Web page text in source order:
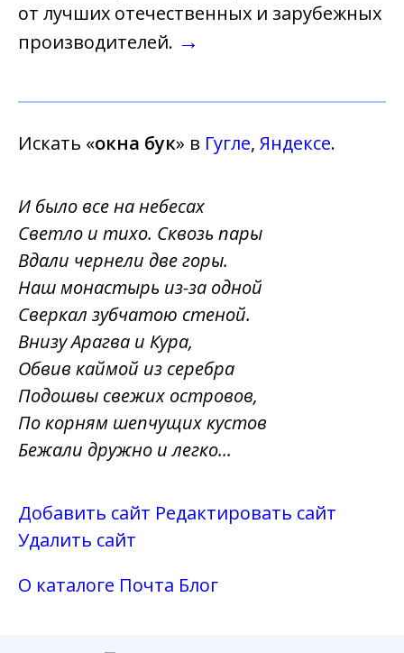
от лучших отечественных и зарубежных
производителей. →
Искать «окна бук» в Гугле, Яндексе.
И было все на небесах
Светло и тихо. Сквозь пары
Вдали чернели две горы.
Наш монастырь из-за одной
Сверкал зубчатою стеной.
Внизу Арагва и Кура,
Обвив каймой из серебра
Подошвы свежих островов,
По корням шепчущих кустов
Бежали дружно и легко...
Добавить сайт Редактировать сайт
Удалить сайт
О каталоге Почта Блог